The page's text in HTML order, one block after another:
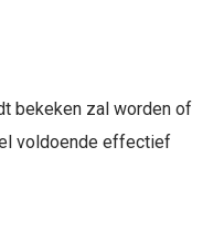
bekeken zal worden of
voldoende effectief